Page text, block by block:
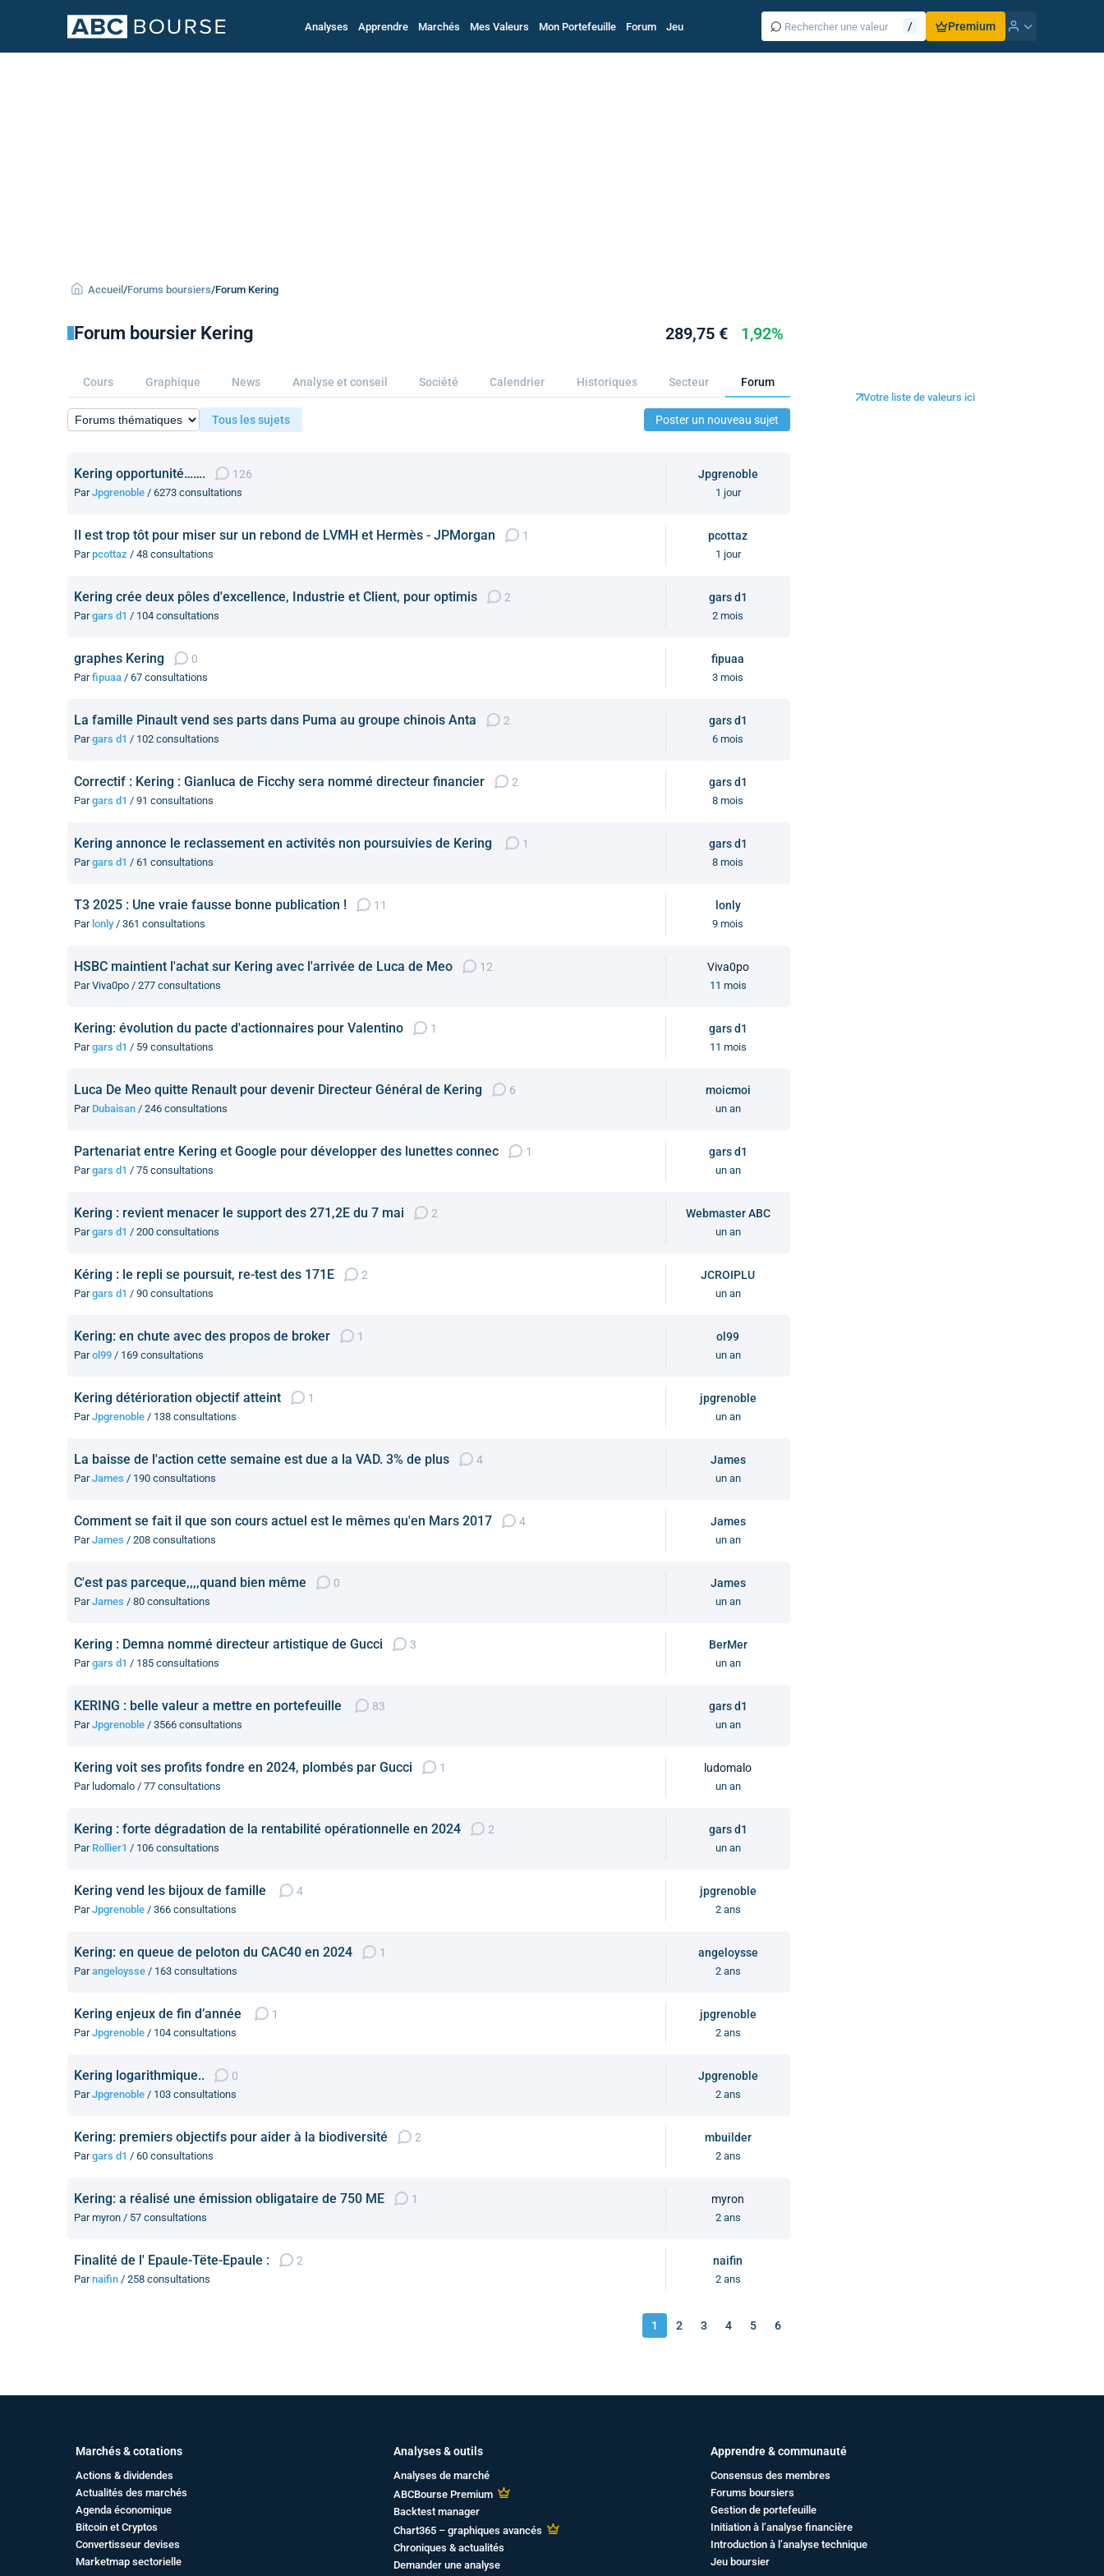
Analyses Apprendre Marchés Mes Valeurs Mon Portefeuille Forum Jeu ⌕ / Premium
Accueil /Forums boursiers/Forum Kering
Forum boursier Kering 289,75 € 1,92%
Cours Graphique News Analyse et conseil Société Calendrier Historiques Secteur Forum
Tous les sujets Poster un nouveau sujet
Kering opportunité……. 126
ParJpgrenoble / 6273 consultations
Jpgrenoble
1 jour
Il est trop tôt pour miser sur un rebond de LVMH et Hermès - JPMorgan 1
Parpcottaz / 48 consultations
pcottaz
1 jour
Kering crée deux pôles d'excellence, Industrie et Client, pour optimis 2
Pargars d1 / 104 consultations
gars d1
2 mois
graphes Kering 0
Parfipuaa / 67 consultations
fipuaa
3 mois
La famille Pinault vend ses parts dans Puma au groupe chinois Anta 2
Pargars d1 / 102 consultations
gars d1
6 mois
Correctif : Kering : Gianluca de Ficchy sera nommé directeur financier 2
Pargars d1 / 91 consultations
gars d1
8 mois
Kering annonce le reclassement en activités non poursuivies de Kering 1
Pargars d1 / 61 consultations
gars d1
8 mois
T3 2025 : Une vraie fausse bonne publication ! 11
Par lonly / 361 consultations
lonly
9 mois
HSBC maintient l'achat sur Kering avec l'arrivée de Luca de Meo 12
Par Viva0po / 277 consultations
Viva0po
11 mois
Kering: évolution du pacte d'actionnaires pour Valentino 1
Pargars d1 / 59 consultations
gars d1
11 mois
Luca De Meo quitte Renault pour devenir Directeur Général de Kering 6
Par Dubaisan / 246 consultations
moicmoi
un an
Partenariat entre Kering et Google pour développer des lunettes connec 1
Pargars d1 / 75 consultations
gars d1
un an
Kering : revient menacer le support des 271,2E du 7 mai 2
Pargars d1 / 200 consultations
Webmaster ABC
un an
Kéring : le repli se poursuit, re-test des 171E 2
Pargars d1 / 90 consultations
JCROIPLU
un an
Kering: en chute avec des propos de broker 1
Parol99 / 169 consultations
ol99
un an
Kering détérioration objectif atteint 1
ParJpgrenoble / 138 consultations
jpgrenoble
un an
La baisse de l'action cette semaine est due a la VAD. 3% de plus 4
ParJames / 190 consultations
James
un an
Comment se fait il que son cours actuel est le mêmes qu'en Mars 2017 4
ParJames / 208 consultations
James
un an
C'est pas parceque,,,,quand bien même 0
ParJames / 80 consultations
James
un an
Kering : Demna nommé directeur artistique de Gucci 3
Pargars d1 / 185 consultations
BerMer
un an
KERING : belle valeur a mettre en portefeuille 83
ParJpgrenoble / 3566 consultations
gars d1
un an
Kering voit ses profits fondre en 2024, plombés par Gucci 1
Par ludomalo / 77 consultations
ludomalo
un an
Kering : forte dégradation de la rentabilité opérationnelle en 2024 2
Par Rollier1 / 106 consultations
gars d1
un an
Kering vend les bijoux de famille 4
ParJpgrenoble / 366 consultations
jpgrenoble
2 ans
Kering: en queue de peloton du CAC40 en 2024 1
Parangeloysse / 163 consultations
angeloysse
2 ans
Kering enjeux de fin d’année 1
ParJpgrenoble / 104 consultations
jpgrenoble
2 ans
Kering logarithmique.. 0
ParJpgrenoble / 103 consultations
Jpgrenoble
2 ans
Kering: premiers objectifs pour aider à la biodiversité 2
Pargars d1 / 60 consultations
mbuilder
2 ans
Kering: a réalisé une émission obligataire de 750 ME 1
Par myron / 57 consultations
myron
2 ans
Finalité de l' Epaule-Tëte-Epaule : 2
Parnaifin / 258 consultations
naifin
2 ans
1 2 3 4 5 6
Votre liste de valeurs ici
Marchés & cotations
Actions & dividendes
Actualités des marchés
Agenda économique
Bitcoin et Cryptos
Convertisseur devises
Marketmap sectorielle
Analyses & outils
Analyses de marché
ABCBourse Premium
Backtest manager
Chart365 – graphiques avancés
Chroniques & actualités
Demander une analyse
Apprendre & communauté
Consensus des membres
Forums boursiers
Gestion de portefeuille
Initiation à l’analyse financière
Introduction à l’analyse technique
Jeu boursier